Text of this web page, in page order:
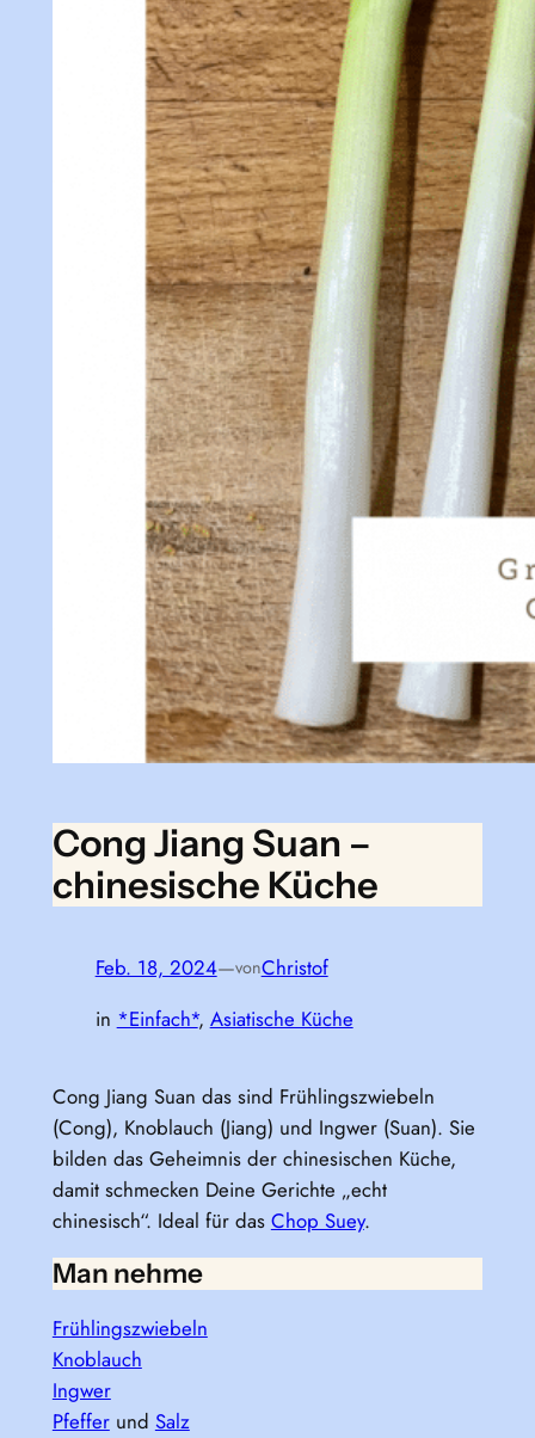
Cong Jiang Suan –
chinesische Küche
Feb. 18, 2024—vonChristof
in *Einfach*, Asiatische Küche
Cong Jiang Suan das sind Frühlingszwiebeln
(Cong), Knoblauch (Jiang) und Ingwer (Suan). Sie
bilden das Geheimnis der chinesischen Küche,
damit schmecken Deine Gerichte „echt
chinesisch“. Ideal für das Chop Suey.
Man nehme
Frühlingszwiebeln
Knoblauch
Ingwer
Pfefferund Salz